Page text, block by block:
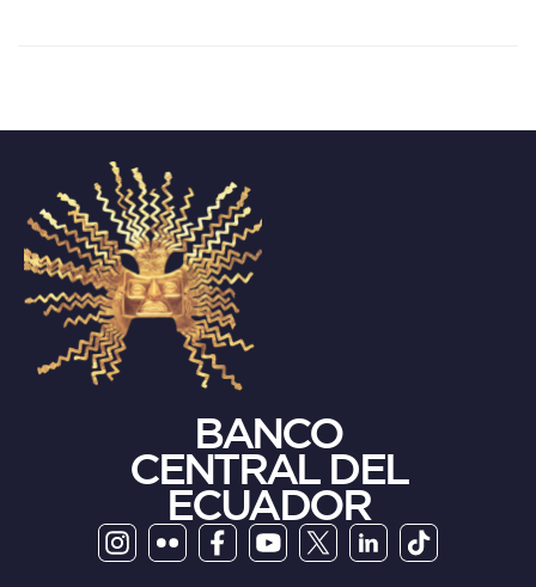
BANCO
CENTRAL DEL
ECUADOR